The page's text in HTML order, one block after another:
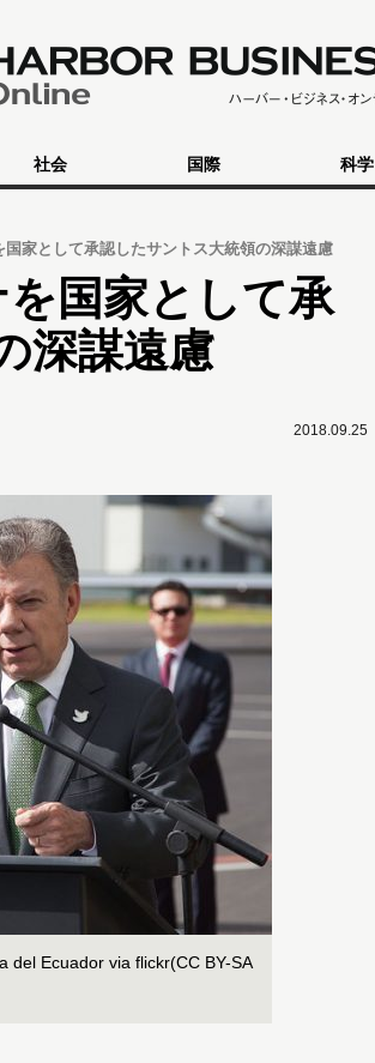
社会 国際 科学
家として承認したサントス大統領の深謀遠慮
国家として承
深謀遠慮
2018.09.25
Ecuador via flickr(CC BY-SA